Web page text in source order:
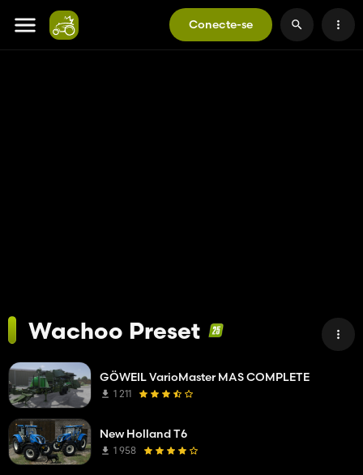
Conecte-se
Wachoo Preset
GÖWEIL VarioMaster MAS COMPLETE
1 211
New Holland T6
1 958